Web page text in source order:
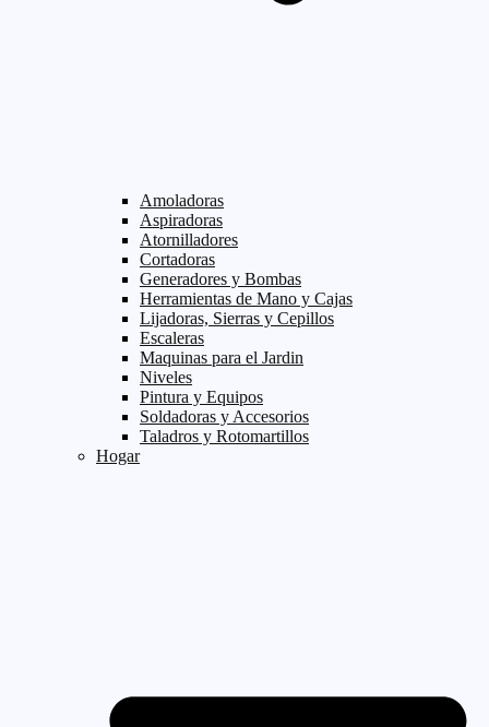
Amoladoras
Aspiradoras
Atornilladores
Cortadoras
Generadores y Bombas
Herramientas de Mano y Cajas
Lijadoras, Sierras y Cepillos
Escaleras
Maquinas para el Jardin
Niveles
Pintura y Equipos
Soldadoras y Accesorios
Taladros y Rotomartillos
Hogar